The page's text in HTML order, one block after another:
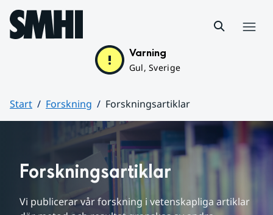
Hoppa till sidans innehåll
Varning
Gul, Sverige
Start Forskning
Forskningsartiklar
Forskningsartiklar
Vi publicerar vår forskning i vetenskapliga artiklar